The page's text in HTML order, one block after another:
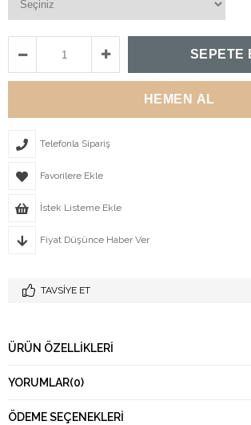
Telefonla Sipariş
Favorilere Ekle
İstek Listeme Ekle
Fiyat Düşünce Haber Ver
TAVSIYE ET
ÜRÜN ÖZELLIKLERI
YORUMLAR(0)
ÖDEME SEÇENEKLERI